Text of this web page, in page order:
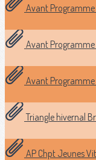
Avant Programme
Avant
Avant Programme
Triangle hivernal
AP Chpt Jeunes